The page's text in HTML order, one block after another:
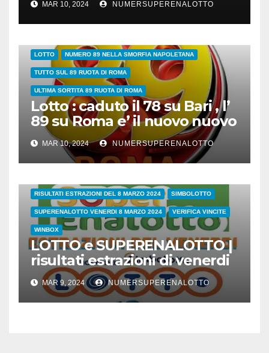
MAR 10, 2024 NUMERSUPERENALOTTO
LOTTO NUMERO 89 NELLA SMORFIA NAPOLETANA
TUTTO SUL 89 RUOTA DI ROMA
ULTIMA SORTITA 89 RUOTA DI ROMA
Lotto : caduto il 78 su Bari , l’
89 su Roma e’ il nuovo nuovo
leader dei ritardatari
MAR 10, 2024 NUMERSUPERENALOTTO
COVID ESTRAZIONI DI OGGI LOTTO
RISULTATI ESTRAZIONI DEL 8 MARZO 2024 SIMBOLOTTO
SUPERENALOTTO VENERDI 8 MARZO 2024 VERIFICA VINCITE
WINBOX
LOTTO e SUPERENALOTTO |
risultati estrazioni di venerdi
8 marzo 2024
MAR 9, 2024 NUMERSUPERENALOTTO